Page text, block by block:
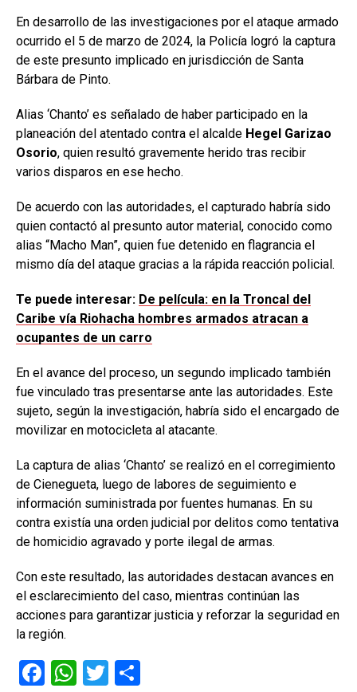
En desarrollo de las investigaciones por el ataque armado
ocurrido el 5 de marzo de 2024, la Policía logró la captura
de este presunto implicado en jurisdicción de Santa
Bárbara de Pinto.
Alias ‘Chanto’ es señalado de haber participado en la
planeación del atentado contra el alcalde Hegel Garizao
Osorio, quien resultó gravemente herido tras recibir
varios disparos en ese hecho.
De acuerdo con las autoridades, el capturado habría sido
quien contactó al presunto autor material, conocido como
alias “Macho Man”, quien fue detenido en flagrancia el
mismo día del ataque gracias a la rápida reacción policial.
Te puede interesar: De película: en la Troncal del
Caribe vía Riohacha hombres armados atracan a
ocupantes de un carro
En el avance del proceso, un segundo implicado también
fue vinculado tras presentarse ante las autoridades. Este
sujeto, según la investigación, habría sido el encargado de
movilizar en motocicleta al atacante.
La captura de alias ‘Chanto’ se realizó en el corregimiento
de Cienegueta, luego de labores de seguimiento e
información suministrada por fuentes humanas. En su
contra existía una orden judicial por delitos como tentativa
de homicidio agravado y porte ilegal de armas.
Con este resultado, las autoridades destacan avances en
el esclarecimiento del caso, mientras continúan las
acciones para garantizar justicia y reforzar la seguridad en
la región.
F
W T